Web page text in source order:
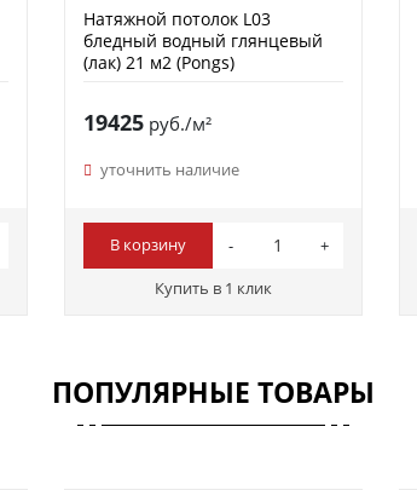
Натяжной потолок L03
бледный водный глянцевый
(лак) 21 м2 (Pongs)
19425 руб./м²
уточнить наличие
В корзину
Купить в 1 клик
ПОПУЛЯРНЫЕ ТОВАРЫ